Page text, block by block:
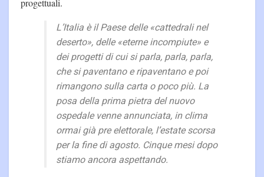
progettuali.
L’Italia è il Paese delle «cattedrali nel
deserto», delle «eterne incompiute» e
dei progetti di cui si parla, parla, parla,
che si paventano e ripaventano e poi
rimangono sulla carta o poco più. La
posa della prima pietra del nuovo
ospedale venne annunciata, in clima
ormai già pre elettorale, l’estate scorsa
per la fine di agosto. Cinque mesi dopo
stiamo ancora aspettando.